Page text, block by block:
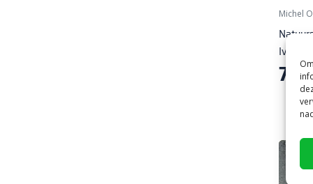
Michel
Ivory
77,00